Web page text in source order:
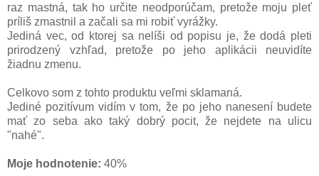
raz mastná, tak ho určite neodporúčam, pretože moju pleť
príliš zmastnil a začali sa mi robiť vyrážky.
Jediná vec, od ktorej sa nelíši od popisu je, že dodá pleti
prirodzený vzhľad, pretože po jeho aplikácii neuvidíte
žiadnu zmenu.
Celkovo som z tohto produktu veľmi sklamaná.
Jediné pozitívum vidím v tom, že po jeho nanesení budete
mať zo seba ako taký dobrý pocit, že nejdete na ulicu
"nahé".
Moje hodnotenie: 40%